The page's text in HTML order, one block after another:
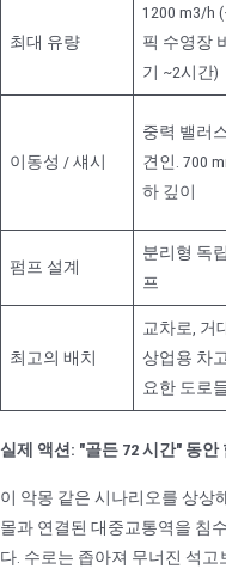
최대 유량
1200 m3/h
픽 수영장
기 ~2시간)
이동성 / 섀시
중력 밸러
견인. 700
하 깊이
펌프 설계
분리형 독
프
최고의 배치
교차로, 거
상업용 차
요한 도로
실제 액션: "골든 72 시간" 동안
이 악몽 같은 시나리오를 상상
몰과 연결된 대중교통역을 침
다. 수로는 좁아져 무너진 석